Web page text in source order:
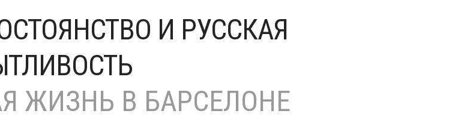
И РУССКАЯ
ЖИЗНЬ В БАРСЕЛОНЕ